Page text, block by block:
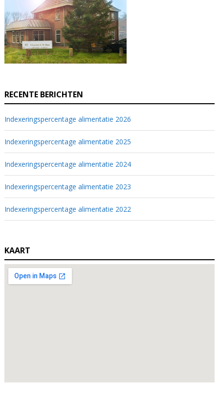
RECENTE BERICHTEN
Indexeringspercentage alimentatie 2026
Indexeringspercentage alimentatie 2025
Indexeringspercentage alimentatie 2024
Indexeringspercentage alimentatie 2023
Indexeringspercentage alimentatie 2022
KAART